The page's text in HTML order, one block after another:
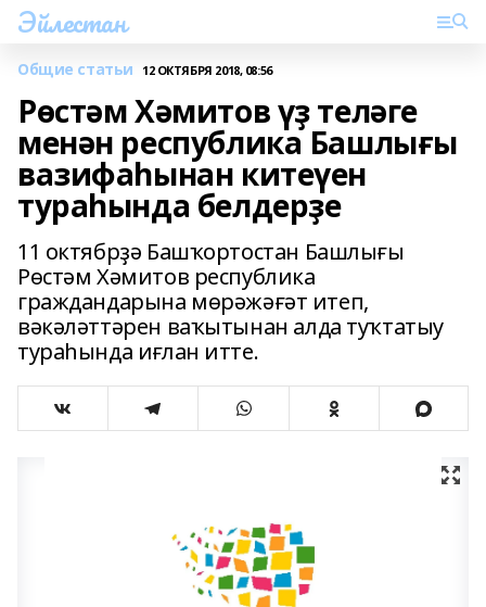
Эйлестан
Общие статьи 12 ОКТЯБРЯ 2018, 08:56
Рөстәм Хәмитов үҙ теләге
менән республика Башлығы
вазифаһынан китеүен
тураһында белдерҙе
11 октябрҙә Башҡортостан Башлығы
Рөстәм Хәмитов республика
граждандарына мөрәжәғәт итеп,
вәкәләттәрен ваҡытынан алда туҡтатыу
тураһында иғлан итте.